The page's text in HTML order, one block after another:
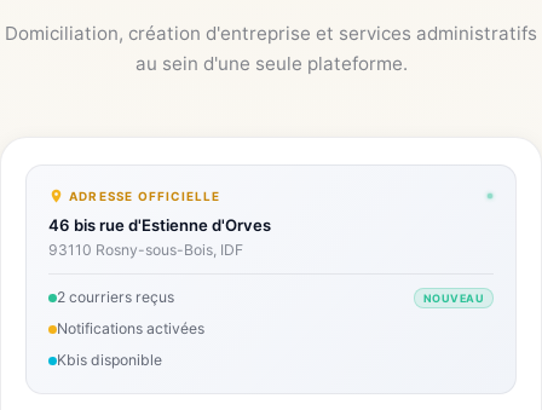
Domiciliation, création d'entreprise et services administratifs
au sein d'une seule plateforme.
ADRESSE OFFICIELLE
46 bis rue d'Estienne d'Orves
93110 Rosny-sous-Bois, IDF
2 courriers reçus NOUVEAU
Notifications activées
Kbis disponible